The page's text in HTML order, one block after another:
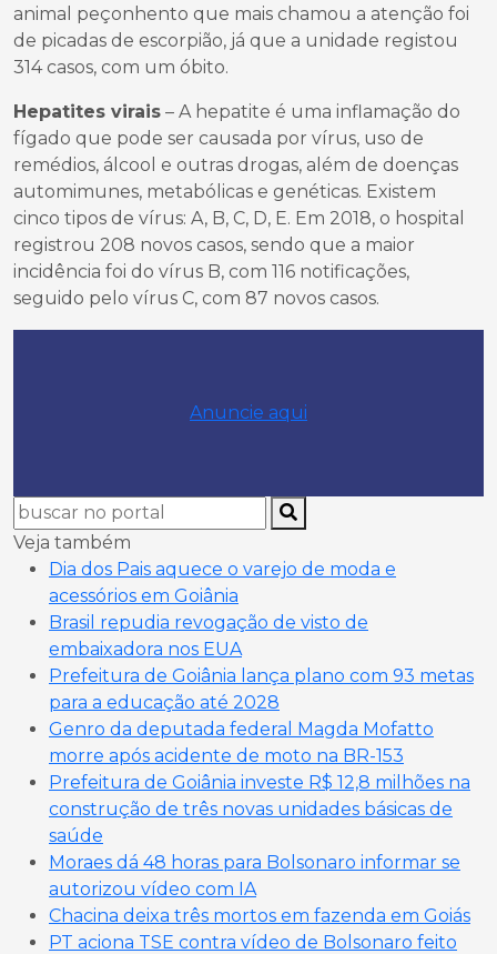
animal peçonhento que mais chamou a atenção foi
de picadas de escorpião, já que a unidade registou
314 casos, com um óbito.
Hepatites virais – A hepatite é uma inflamação do
fígado que pode ser causada por vírus, uso de
remédios, álcool e outras drogas, além de doenças
automimunes, metabólicas e genéticas. Existem
cinco tipos de vírus: A, B, C, D, E. Em 2018, o hospital
registrou 208 novos casos, sendo que a maior
incidência foi do vírus B, com 116 notificações,
seguido pelo vírus C, com 87 novos casos.
Anuncie aqui
Veja também
Dia dos Pais aquece o varejo de moda e
acessórios em Goiânia
Brasil repudia revogação de visto de
embaixadora nos EUA
Prefeitura de Goiânia lança plano com 93 metas
para a educação até 2028
Genro da deputada federal Magda Mofatto
morre após acidente de moto na BR-153
Prefeitura de Goiânia investe R$ 12,8 milhões na
construção de três novas unidades básicas de
saúde
Moraes dá 48 horas para Bolsonaro informar se
autorizou vídeo com IA
Chacina deixa três mortos em fazenda em Goiás
PT aciona TSE contra vídeo de Bolsonaro feito